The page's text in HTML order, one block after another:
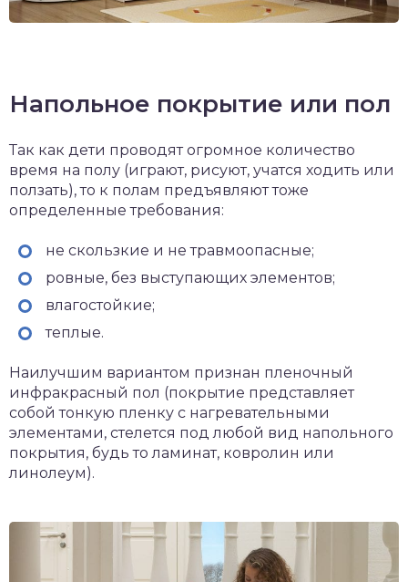
Напольное покрытие или пол
Так как дети проводят огромное количество
время на полу (играют, рисуют, учатся ходить или
ползать), то к полам предъявляют тоже
определенные требования:
не скользкие и не травмоопасные;
ровные, без выступающих элементов;
влагостойкие;
теплые.
Наилучшим вариантом признан пленочный
инфракрасный пол (покрытие представляет
собой тонкую пленку с нагревательными
элементами, стелется под любой вид напольного
покрытия, будь то ламинат, ковролин или
линолеум).